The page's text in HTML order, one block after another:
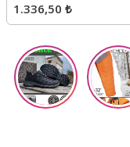
1.336,50 ₺